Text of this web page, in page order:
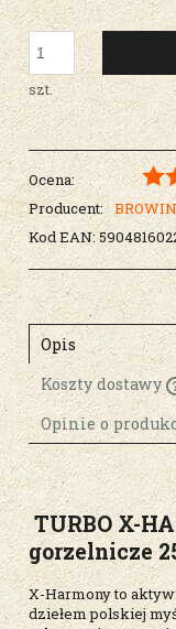
szt.
Ocena:
Producent: BROWIN
Kod EAN:
Opis
Koszty dostawy
Cena nie
płatności
Opinie o
TURBO X-
gorzelnicze
X-Harmony to
dziełem polskiej